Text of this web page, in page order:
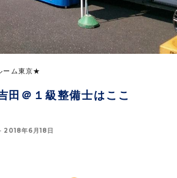
ーム東京★
田＠１級整備士はここ
· 2018年6月18日